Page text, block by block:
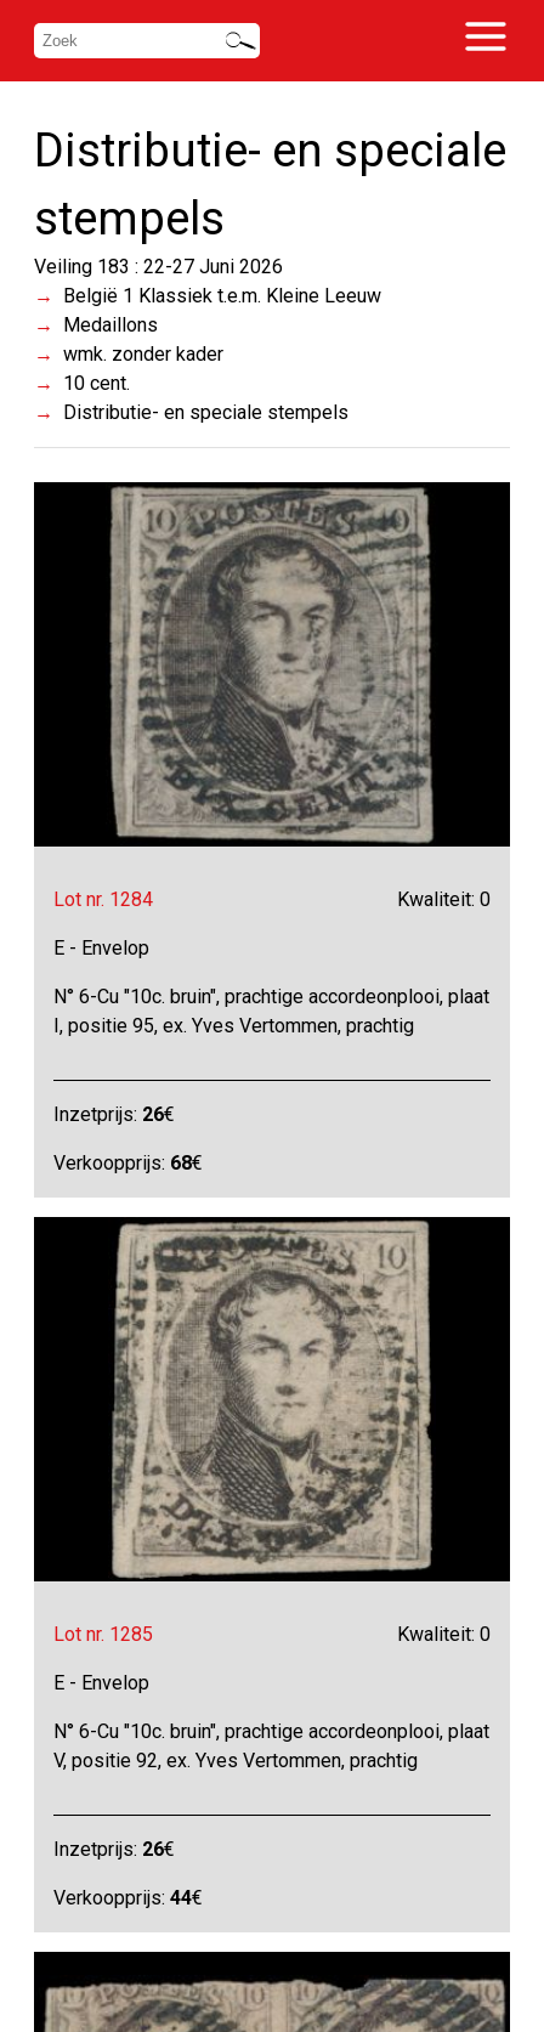
Distributie- en speciale
stempels
Veiling 183 : 22-27 Juni 2026
België 1 Klassiek t.e.m. Kleine Leeuw
Medaillons
wmk. zonder kader
10 cent.
Distributie- en speciale stempels
Lot nr. 1284 Kwaliteit: 0
E - Envelop
N° 6-Cu "10c. bruin", prachtige accordeonplooi, plaat
I, positie 95, ex. Yves Vertommen, prachtig
Inzetprijs: 26€
Verkoopprijs: 68€
Lot nr. 1285 Kwaliteit: 0
E - Envelop
N° 6-Cu "10c. bruin", prachtige accordeonplooi, plaat
V, positie 92, ex. Yves Vertommen, prachtig
Inzetprijs: 26€
Verkoopprijs:44€